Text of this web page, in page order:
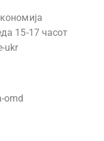
15-17 часот
ukr
omd